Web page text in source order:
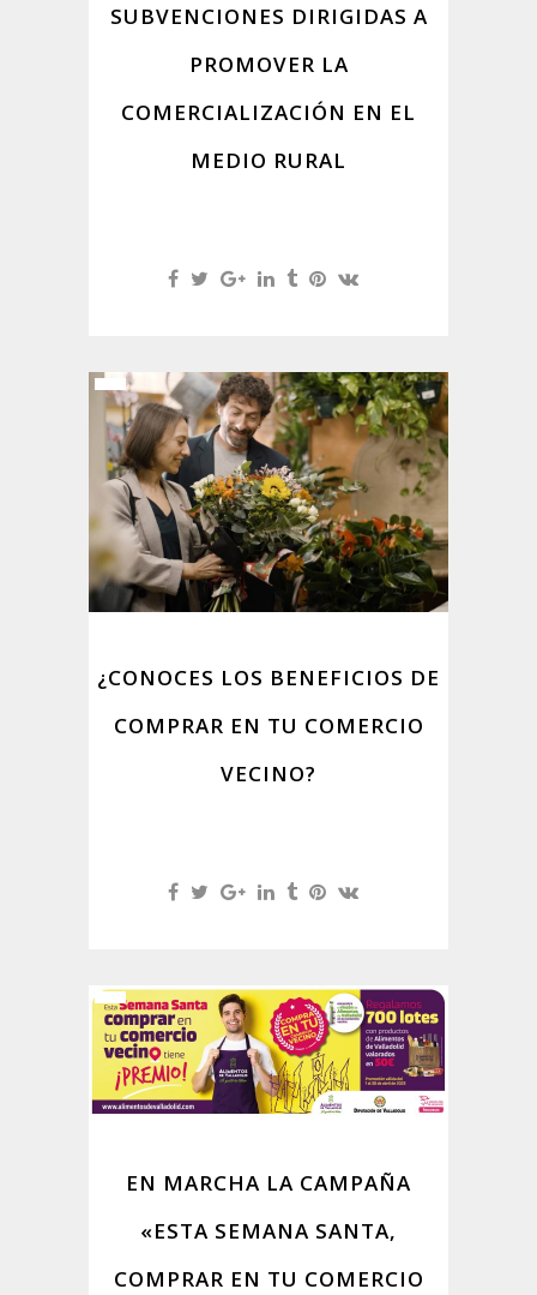
SUBVENCIONES DIRIGIDAS A
PROMOVER LA
COMERCIALIZACIÓN EN EL
MEDIO RURAL
¿CONOCES LOS BENEFICIOS DE
COMPRAR EN TU COMERCIO
VECINO?
EN MARCHA LA CAMPAÑA
«ESTA SEMANA SANTA,
COMPRAR EN TU COMERCIO